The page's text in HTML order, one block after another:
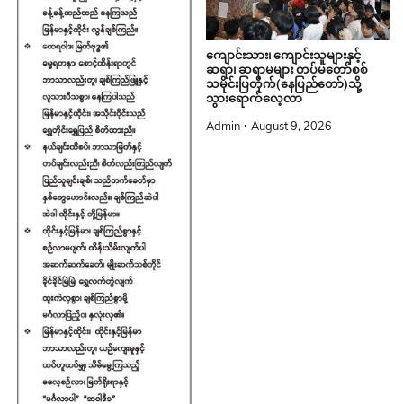
ကျောင်းသား၊ ကျောင်းသူများနှင့်
ဆရာ၊ ဆရာမများ တပ်မတော်စစ်
သမိုင်းပြတိုက်(နေပြည်တော်)သို့
သွားရောက်လေ့လာ
Admin August 9, 2026